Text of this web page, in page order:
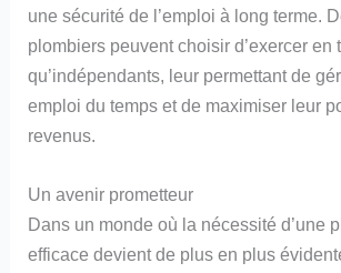
une sécurité de l’emploi à long terme.
plombiers peuvent choisir d’exercer en
qu’indépendants, leur permettant de
emploi du temps et de maximiser leur
revenus.
Un avenir prometteur
Dans un monde où la nécessité d’une
efficace devient de plus en plus